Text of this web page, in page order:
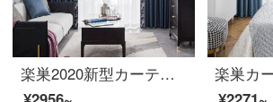
楽巣2020新型カーテン完成品の高遮光カーテンのフランジ尼提花北欧简约寝室バルコニーのカーテンフック穴をカスタマイズした蘇幕遮宝ブルー1メートル幅価格（オーダーメイドの連絡先サービス）